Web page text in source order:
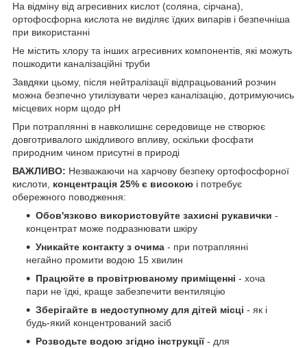
На відміну від агресивних кислот (соляна, сірчана),
ортофосфорна кислота не виділяє їдких випарів і безпечніша
при використанні
Не містить хлору та інших агресивних компонентів, які можуть
пошкодити каналізаційні труби
Завдяки цьому, після нейтралізації відпрацьований розчин
можна безпечно утилізувати через каналізацію, дотримуючись
місцевих норм щодо pH
При потраплянні в навколишнє середовище не створює
довготривалого шкідливого впливу, оскільки фосфати
природним чином присутні в природі
ВАЖЛИВО: Незважаючи на харчову безпеку ортофосфорної
кислоти, концентрація 25% є високою і потребує
обережного поводження:
Обов'язково використовуйте захисні рукавички -
концентрат може подразнювати шкіру
Уникайте контакту з очима - при потраплянні
негайно промити водою 15 хвилин
Працюйте в провітрюваному приміщенні - хоча
пари не їдкі, краще забезпечити вентиляцію
Зберігайте в недоступному для дітей місці - як і
будь-який концентрований засіб
Розводьте водою згідно інструкції- для